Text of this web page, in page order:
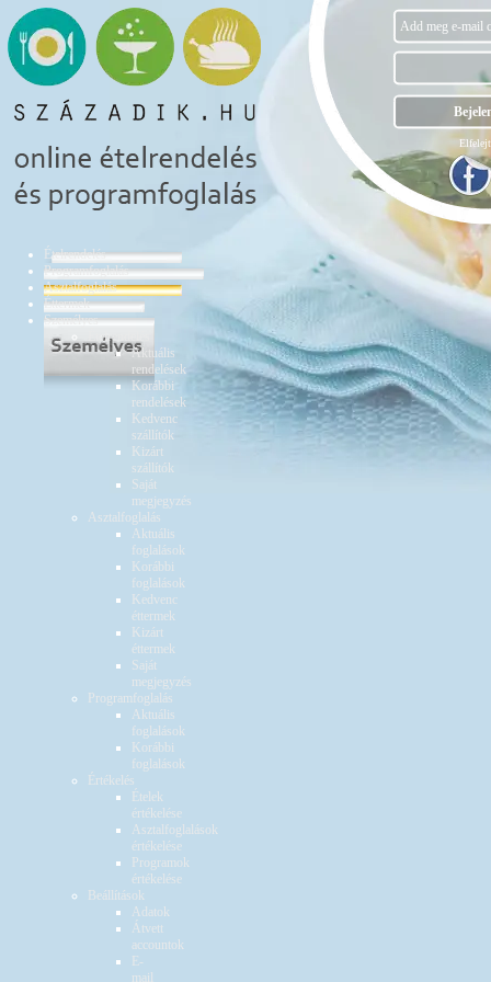
Ételrendelés
Programfoglalás
Asztalfoglalás
Éttermek
Személyes
Ételrendelés
Aktuális
rendelések
Korábbi
rendelések
Kedvenc
szállítók
Kizárt
szállítók
Saját
megjegyzés
Asztalfoglalás
Aktuális
foglalások
Korábbi
foglalások
Kedvenc
éttermek
Kizárt
éttermek
Saját
megjegyzés
Programfoglalás
Aktuális
foglalások
Korábbi
foglalások
Értékelés
Ételek
értékelése
Asztalfoglalások
értékelése
Programok
értékelése
Beállítások
Adatok
Átvett
accountok
E-
mail